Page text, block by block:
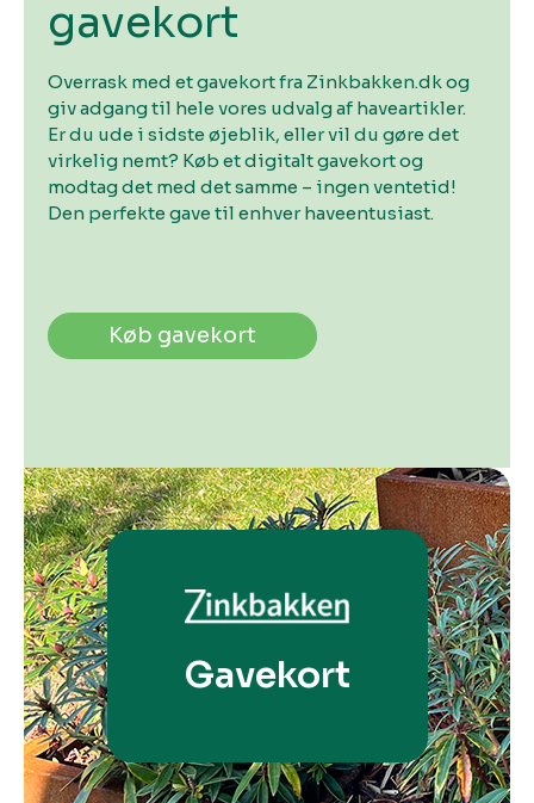
gavekort
Overrask med et gavekort fra Zinkbakken.dk og
giv adgang til hele vores udvalg af haveartikler.
Er du ude i sidste øjeblik, eller vil du gøre det
virkelig nemt? Køb et digitalt gavekort og
modtag det med det samme – ingen ventetid!
Den perfekte gave til enhver haveentusiast.
Køb gavekort
Gavekort